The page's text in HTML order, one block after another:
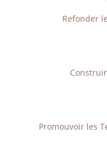
Refonder
Promouvoir les